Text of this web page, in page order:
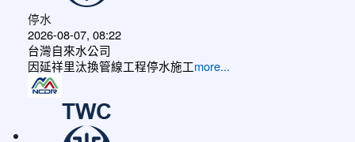
停水
2026-08-07, 08:22
台灣自來水公司
因延祥里汰換管線工程停水施工more...